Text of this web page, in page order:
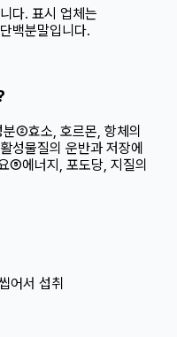
다. 표시 업체는
백분말입니다.
②효소, 호르몬, 항체의
성물질의 운반과 저장에
⑤에너지, 포도당, 지질의
어서 섭취